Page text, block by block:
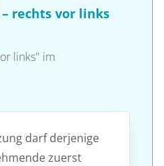
rechts vor links
links" im
darf derjenige
zuerst